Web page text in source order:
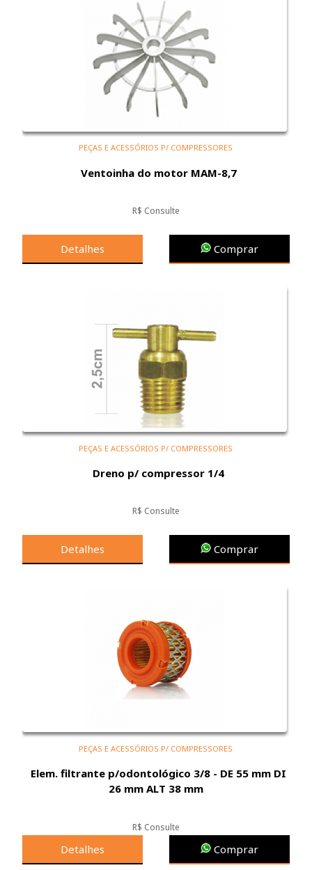
PEÇAS E ACESSÓRIOS P/ COMPRESSORES
Ventoinha do motor MAM-8,7
R$ Consulte
Detalhes Comprar
PEÇAS E ACESSÓRIOS P/ COMPRESSORES
Dreno p/ compressor 1/4
R$ Consulte
Detalhes Comprar
PEÇAS E ACESSÓRIOS P/ COMPRESSORES
Elem. filtrante p/odontológico 3/8 - DE 55 mm DI
26 mm ALT 38 mm
R$ Consulte
Detalhes Comprar